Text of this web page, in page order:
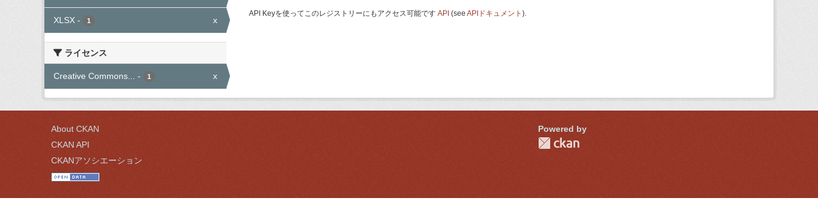
XLSX - 1 x
ライセンス
Creative Commons... - 1 x
API Keyを使ってこのレジストリーにもアクセス可能です API (see APIドキュメント ).
About CKAN
CKAN API
CKANアソシエーション
Powered by